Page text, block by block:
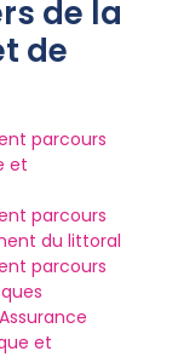
de la
de
parcours
et
parcours
du littoral
parcours
et